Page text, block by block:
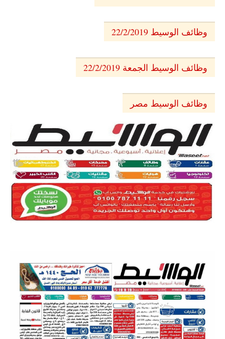
وظائف الوسيط 22/2/2019
وظائف الوسيط الجمعة 22/2/2019
وظائف الوسيط مصر